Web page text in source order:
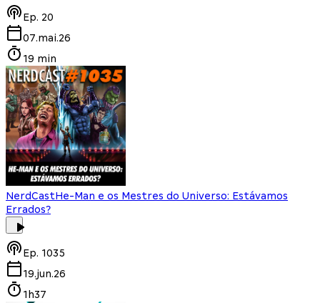
Ep. 20
07.mai.26
19 min
NerdCastHe-Man e os Mestres do Universo: Estávamos
Errados?
Ep. 1035
19.jun.26
1h37